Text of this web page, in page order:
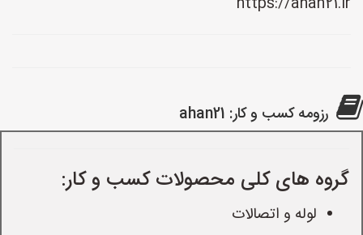
رزومه کسب و کار: ahan21
گروه های کلی محصولات کسب و کار:
لوله و اتصالات